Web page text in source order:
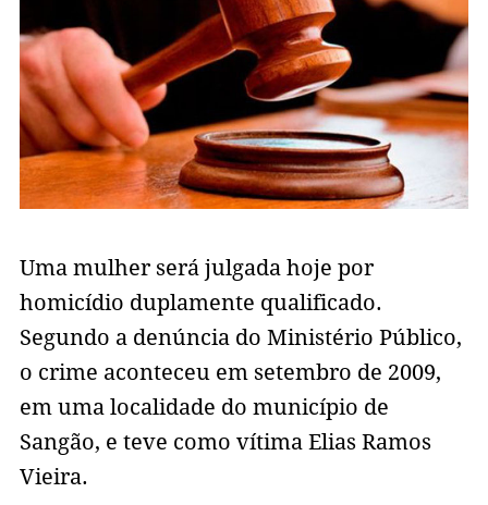
Uma mulher será julgada hoje por
homicídio duplamente qualificado.
Segundo a denúncia do Ministério Público,
o crime aconteceu em setembro de 2009,
em uma localidade do município de
Sangão, e teve como vítima Elias Ramos
Vieira.